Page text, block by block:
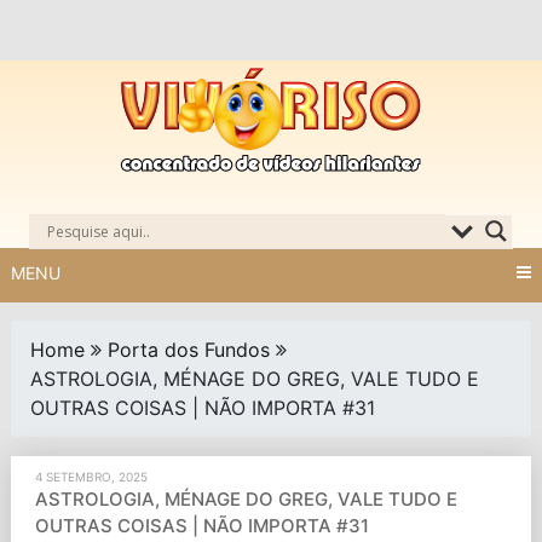
MENU
Home
Porta dos Fundos
ASTROLOGIA, MÉNAGE DO GREG, VALE TUDO E
OUTRAS COISAS | NÃO IMPORTA #31
4 SETEMBRO, 2025
ASTROLOGIA, MÉNAGE DO GREG, VALE TUDO E
OUTRAS COISAS | NÃO IMPORTA #31